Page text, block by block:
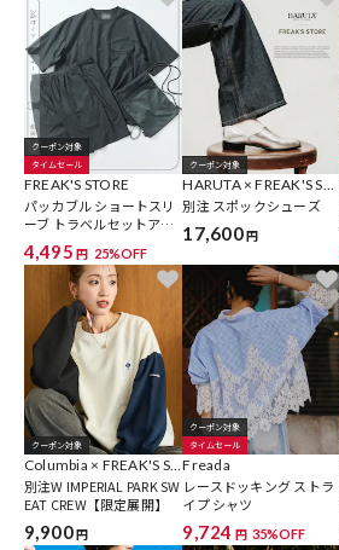
クーポン対象
タイムセール
FREAK'S STORE
パッカブル ショートスリ
ーブ トラベルセットアッ
プ Fabric by SOLOTEX(R)
ミニバッグ付き 吸水速乾
4,495 円 25%OFF
クーポン対象
HARUTA × FREAK'S ST
ORE
別注 スポックシューズ
17,600円
クーポン対象
Columbia × FREAK'S ST
ORE
別注W IMPERIAL PARK SW
EAT CREW【限定展開】
9,900 円
クーポン対象
タイムセール
Freada
レースドッキング ストラ
イプ シャツ
9,724 円 35%OFF